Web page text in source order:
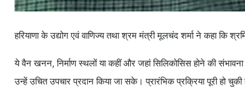
हरियाणा के उद्योग एवं वाणिज्य तथा श्रम मंत्री मूलचंद शर्मा ने कहा कि
ये वैन खनन, निर्माण स्थलों या कहीं और जहां सिलिकोसिस होने की
उन्हें उचित उपचार प्रदान किया जा सके। प्रारंभिक प्रक्रिया पूरी हो